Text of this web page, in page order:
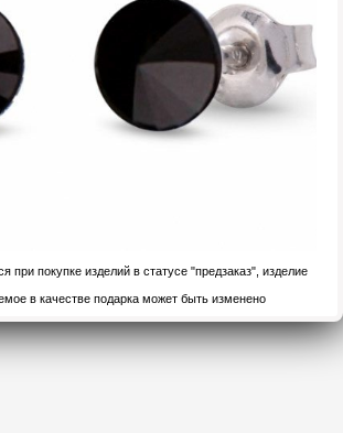
при покупке изделий в статусе "предзаказ", изделие
в качестве подарка может быть изменено